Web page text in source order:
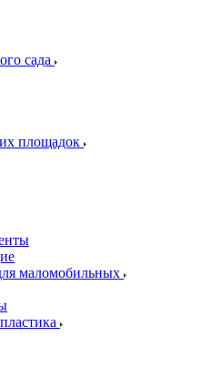
сада
площадок
маломобильных